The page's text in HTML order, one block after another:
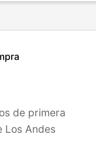
de primera
Los Andes